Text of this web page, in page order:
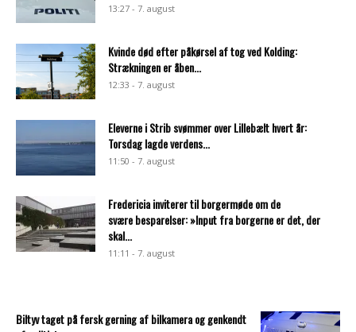
13:27 - 7. august
Kvinde død efter påkørsel af tog ved Kolding:
Strækningen er åben...
12:33 - 7. august
Eleverne i Strib svømmer over Lillebælt hvert år:
Torsdag lagde verdens...
11:50 - 7. august
Fredericia inviterer til borgermøde om de
svære besparelser: »Input fra borgerne er det, der
skal...
11:11 - 7. august
Biltyv taget på fersk gerning af bilkamera og genkendt